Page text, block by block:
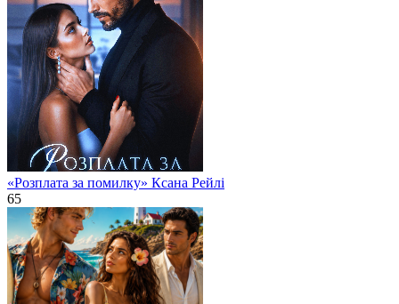
«Розплата за помилку» Ксана Рейлі
65